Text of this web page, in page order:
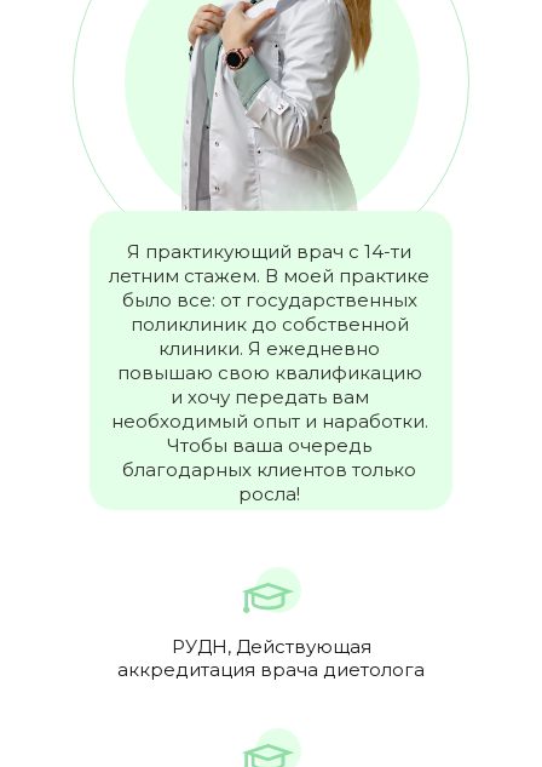
Я практикующий врач с 14-ти
летним стажем. В моей практике
было все: от государственных
поликлиник до собственной
клиники. Я ежедневно
повышаю свою квалификацию
и хочу передать вам
необходимый опыт и наработки.
Чтобы ваша очередь
благодарных клиентов только
росла!
РУДН, Действующая
аккредитация врача диетолога